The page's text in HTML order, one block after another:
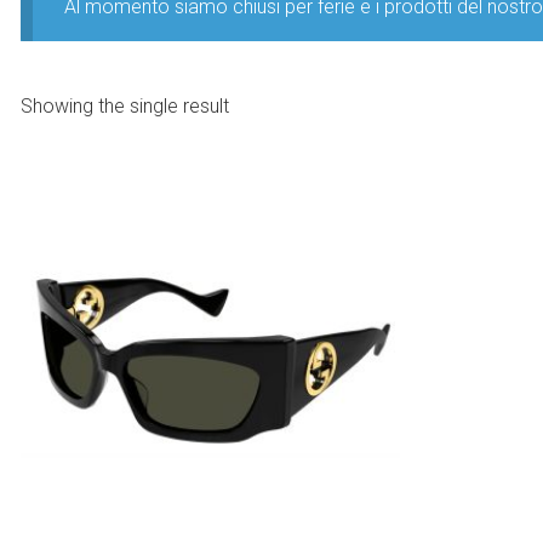
Al momento siamo chiusi per ferie e i prodotti del
Showing the single result